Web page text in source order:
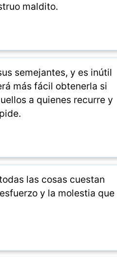
maldito.
semejantes, y es inútil
más fácil obtenerla si
a quienes recurre y
las cosas cuestan
y la molestia que